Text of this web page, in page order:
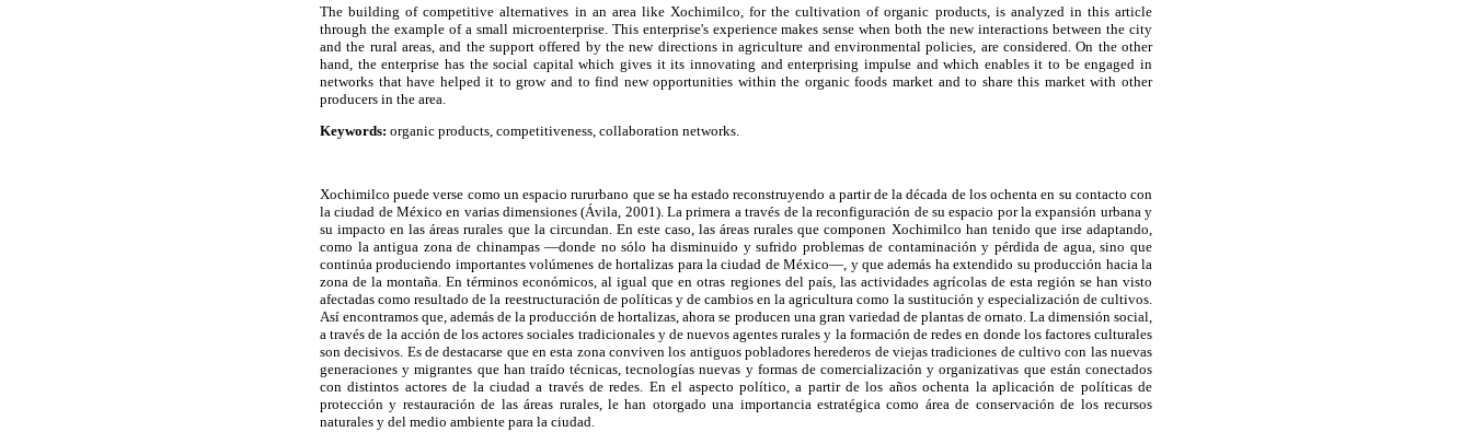
The building of competitive alternatives in an area like Xochimilco, for the cultivation of organic products, is analyzed in this article
through the example of a small microenterprise. This enterprise's experience makes sense when both the new interactions between the city
and the rural areas, and the support offered by the new directions in agriculture and environmental policies, are considered. On the other
hand, the enterprise has the social capital which gives it its innovating and enterprising impulse and which enables it to be engaged in
networks that have helped it to grow and to find new opportunities within the organic foods market and to share this market with other
producers in the area.
Keywords: organic products, competitiveness, collaboration networks.
Xochimilco puede verse como un espacio rururbano que se ha estado reconstruyendo a partir de la década de los ochenta en su contacto con
la ciudad de México en varias dimensiones (Ávila, 2001). La primera a través de la reconfiguración de su espacio por la expansión urbana y
su impacto en las áreas rurales que la circundan. En este caso, las áreas rurales que componen Xochimilco han tenido que irse adaptando,
como la antigua zona de chinampas —donde no sólo ha disminuido y sufrido problemas de contaminación y pérdida de agua, sino que
continúa produciendo importantes volúmenes de hortalizas para la ciudad de México—, y que además ha extendido su producción hacia la
zona de la montaña. En términos económicos, al igual que en otras regiones del país, las actividades agrícolas de esta región se han visto
afectadas como resultado de la reestructuración de políticas y de cambios en la agricultura como la sustitución y especialización de cultivos.
Así encontramos que, además de la producción de hortalizas, ahora se producen una gran variedad de plantas de ornato. La dimensión social,
a través de la acción de los actores sociales tradicionales y de nuevos agentes rurales y la formación de redes en donde los factores culturales
son decisivos. Es de destacarse que en esta zona conviven los antiguos pobladores herederos de viejas tradiciones de cultivo con las nuevas
generaciones y migrantes que han traído técnicas, tecnologías nuevas y formas de comercialización y organizativas que están conectados
con distintos actores de la ciudad a través de redes. En el aspecto político, a partir de los años ochenta la aplicación de políticas de
protección y restauración de las áreas rurales, le han otorgado una importancia estratégica como área de conservación de los recursos
naturales y del medio ambiente para la ciudad.